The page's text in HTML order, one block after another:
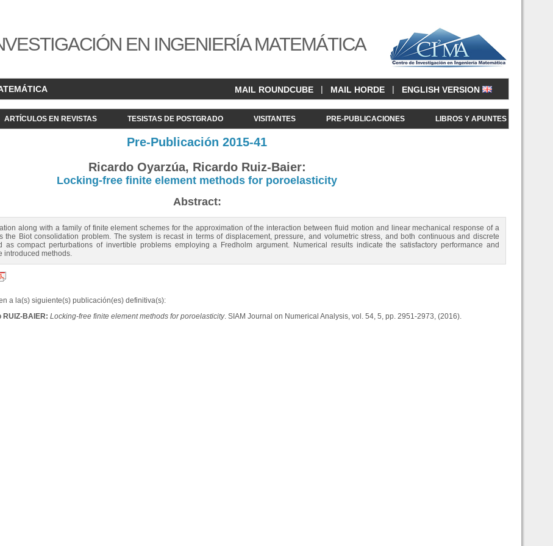
EN INGENIERÍA MATEMÁTICA
MAIL ROUNDCUBE | MAIL HORDE | ENGLISH VERSION
ARTÍCULOS EN REVISTAS TESISTAS DE POSTGRADO VISITANTES PRE-PUBLICACIONES LIBROS Y APUNTES
Pre-Publicación 2015-41
Ricardo Oyarzúa, Ricardo Ruiz-Baier:
Locking-free finite element methods for poroelasticity
Abstract:
along with a family of finite element schemes for the approximation of the interaction between fluid motion and linear mechanical response of a
the Biot consolidation problem. The system is recast in terms of displacement, pressure, and volumetric stress, and both continuous and discrete
as compact perturbations of invertible problems employing a Fredholm argument. Numerical results indicate the satisfactory performance and
introduced methods.
a la(s) siguiente(s) publicación(es) definitiva(s):
RUIZ-BAIER: Locking-free finite element methods for poroelasticity. SIAM Journal on Numerical Analysis, vol. 54, 5, pp. 2951-2973, (2016).